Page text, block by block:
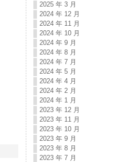
2025 年 3 月
2024 年 12 月
2024 年 11 月
2024 年 10 月
2024 年 9 月
2024 年 8 月
2024 年 7 月
2024 年 5 月
2024 年 4 月
2024 年 2 月
2024 年 1 月
2023 年 12 月
2023 年 11 月
2023 年 10 月
2023 年 9 月
2023 年 8 月
2023 年 7 月